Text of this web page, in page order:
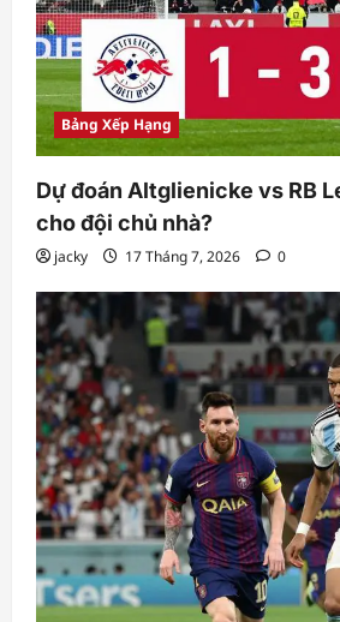
Bảng Xếp Hạng
Dự đoán Altglienicke vs RB
cho đội chủ nhà?
jacky 17 Tháng 7, 2026 0